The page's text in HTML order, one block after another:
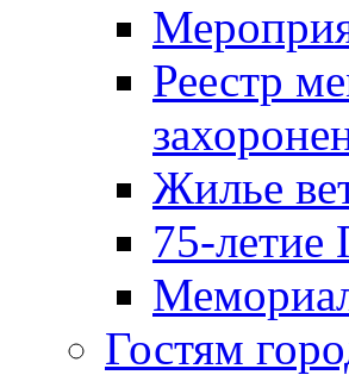
Реестр
Жилье
75-летие
Гостям